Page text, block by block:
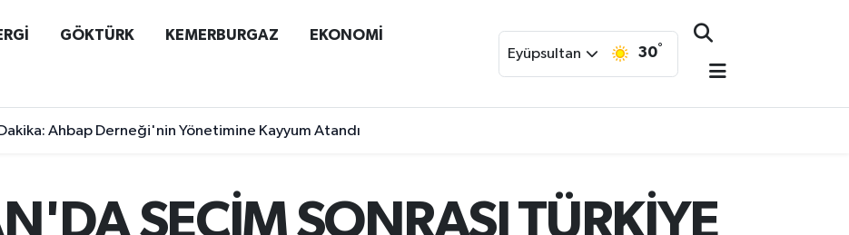
GÖKTÜRK KEMERBURGAZ EKONOMİ
Eyüpsultan 30°
Ahbap Derneği'nin Yönetimine Kayyum Atandı
SEÇİM SONRASI TÜRKİYE